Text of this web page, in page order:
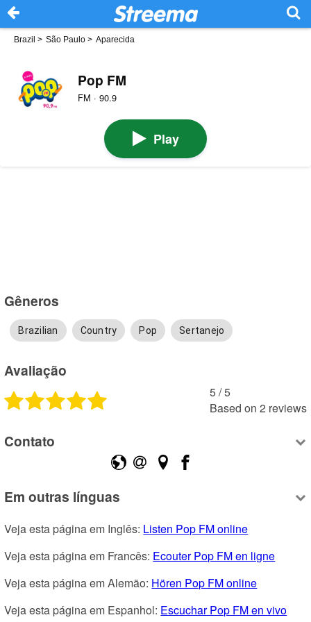
Brazil > São Paulo > Aparecida
Pop FM
FM · 90.9
Play
Gêneros
Brazilian Country Pop Sertanejo
Avaliação
5 /5
Based on 2 reviews
Contato
Em outras línguas
Veja esta página em Inglês: Listen Pop FM online
Veja esta página em Francês: Ecouter Pop FM en ligne
Veja esta página em Alemão: Hören Pop FM online
Veja esta página em Espanhol: Escuchar Pop FM en vivo